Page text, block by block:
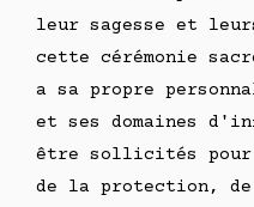
leur sagesse et
cette cérémonie
a sa propre
et ses domaines
être sollicités pour
de la protection,